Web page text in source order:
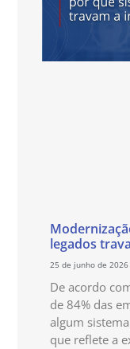
legados
25 de junho de 2026
De acordo
de 84% das
algum
que reflete a